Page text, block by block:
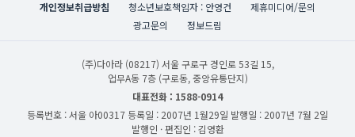
개인정보취급방침
청소년보호책임자 : 안영건
제휴미디어/문의
광고문의
정보드림
(주)다아라 (08217) 서울 구로구 경인로 53길 15,
업무A동 7층 (구로동, 중앙유통단지)
대표전화 : 1588-0914
등록번호 : 서울 아00317 등록일 : 2007년 1월29일 발행일 : 2007년 7월 2일
발행인 · 편집인 : 김영환